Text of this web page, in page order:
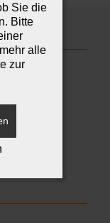
Sie die
Bitte
alle
zur